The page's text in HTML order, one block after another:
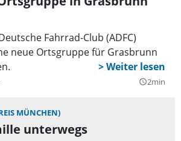
Fahrrad-Club (ADFC)
neue Ortsgruppe für Grasbrunn
query_builder2min
MÜNCHEN)
unterwegs